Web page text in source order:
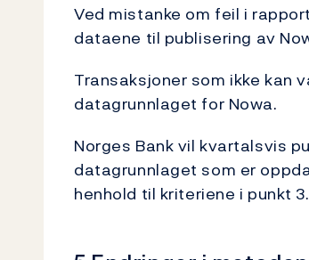
Ved mistanke om feil i
dataene til publisering av
Transaksjoner som ikke kan
datagrunnlaget for Nowa.
Norges Bank vil kvartalsvis
datagrunnlaget som er
henhold til kriteriene i punkt